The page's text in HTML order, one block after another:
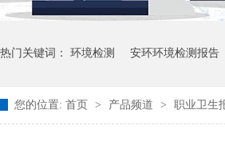
热门关键词： 环境检测 安环环境检测报告
您的位置: 首页 > 产品频道 > 职业卫生